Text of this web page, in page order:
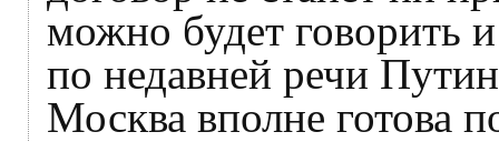
можно будет говорить
по недавней речи
Москва вполне готова